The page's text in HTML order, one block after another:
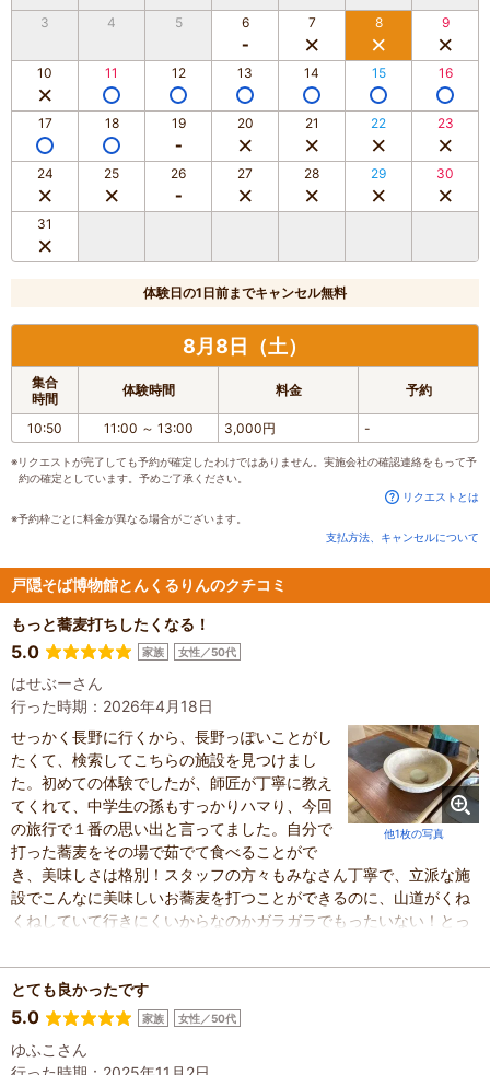
3 4 5 6 7 8 9
10 11 12 13 14 15 16
17 18 19 20 21 22 23
24 25 26 27 28 29 30
31
体験日の1日前までキャンセル無料
8月8日（土）
集合
時間
体験時間 料金 予約
10:50 11:00 ～ 13:00 3,000円 -
※リクエストが完了しても予約が確定したわけではありません。実施会社の確認連絡をもって予
約の確定としています。予めご了承ください。
リクエストとは
※予約枠ごとに料金が異なる場合がございます。
支払方法、キャンセルについて
戸隠そば博物館とんくるりんのクチコミ
もっと蕎麦打ちしたくなる！
5.0 家族 女性／50代
はせぶーさん
行った時期：2026年4月18日
他1枚の写真
せっかく長野に行くから、長野っぽいことがし
たくて、検索してこちらの施設を見つけまし
た。初めての体験でしたが、師匠が丁寧に教え
てくれて、中学生の孫もすっかりハマり、今回
の旅行で１番の思い出と言ってました。自分で
打った蕎麦をその場で茹でて食べることがで
き、美味しさは格別！スタッフの方々もみなさん丁寧で、立派な施
設でこんなに美味しいお蕎麦を打つことができるのに、山道がくね
くねしていて行きにくいからなのかガラガラでもったいない！とっ
てもらいたい！と思いました。機会があったらまた行きます。
とても良かったです
5.0 家族 女性／50代
ゆふこさん